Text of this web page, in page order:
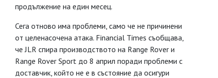
продължение на един месец.
Сега отново има проблеми, само че не причинени
от целенасочена атака. Financial Times съобщава,
че JLR спира производството на Range Rover и
Range Rover Sport до 8 април поради проблеми с
доставчик, който не е в състояние да осигури